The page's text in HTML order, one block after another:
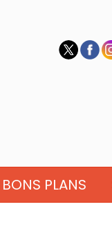
BONS PLANS